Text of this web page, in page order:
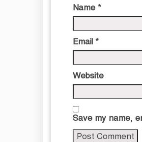
Name *
Email *
Website
Save my name,